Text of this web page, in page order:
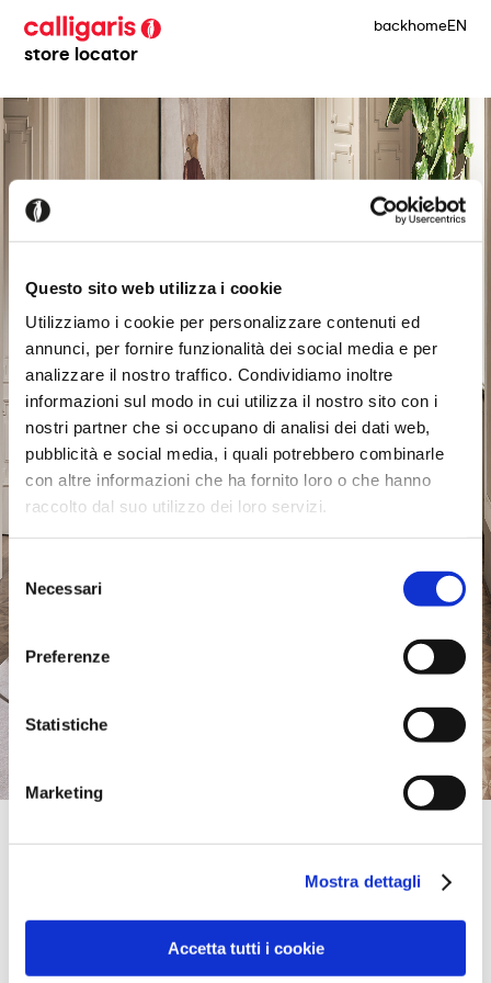
Questo sito web utilizza i cookie
Utilizziamo i cookie per personalizzare contenuti ed
annunci, per fornire funzionalità dei social media e per
analizzare il nostro traffico. Condividiamo inoltre
informazioni sul modo in cui utilizza il nostro sito con i
nostri partner che si occupano di analisi dei dati web,
pubblicità e social media, i quali potrebbero combinarle
con altre informazioni che ha fornito loro o che hanno
raccolto dal suo utilizzo dei loro servizi.
del
consenso
Necessari
Preferenze
Statistiche
Marketing
Mostra dettagli
Accetta tutti i cookie
store locator
backhomeEN
GROSSFELDSTR.17,
0049762372300
info@wohnwelt-rheinfelden.de